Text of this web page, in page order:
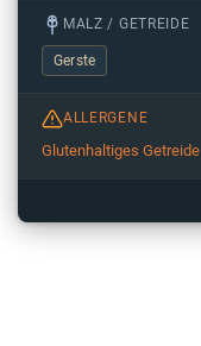
MALZ / GETREIDE
Gerste
ALLERGENE
Glutenhaltiges Getreide